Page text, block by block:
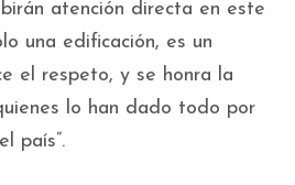
atención directa en este
una edificación, es un
el respeto, y se honra la
lo han dado todo por
país”.